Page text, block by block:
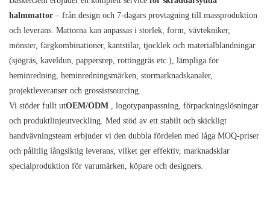
halmmattor – från design och 7-dagars provtagning till massproduktion
och leverans. Mattorna kan anpassas i storlek, form, vävtekniker,
mönster, färgkombinationer, kantstilar, tjocklek och materialblandningar
(sjögräs, kaveldun, pappersrep, rottinggräs etc.), lämpliga för
heminredning, heminredningsmärken, stormarknadskanaler,
projektleveranser och grossistsourcing.
Vi stöder fullt utOEM/ODM , logotypanpassning, förpackningslösningar
och produktlinjeutveckling. Med stöd av ett stabilt och skickligt
handvävningsteam erbjuder vi den dubbla fördelen med låga MOQ-priser
och pålitlig långsiktig leverans, vilket ger effektiv, marknadsklar
specialproduktion för varumärken, köpare och designers.